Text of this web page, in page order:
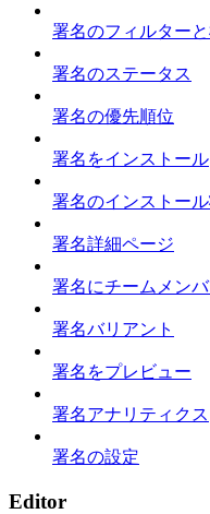
署名のフィルター
署名のステータス
署名の優先順位
署名をインストール
署名のインストー
署名詳細ページ
署名にチームメン
署名バリアント
署名をプレビュー
署名アナリティクス
署名の設定
Editor